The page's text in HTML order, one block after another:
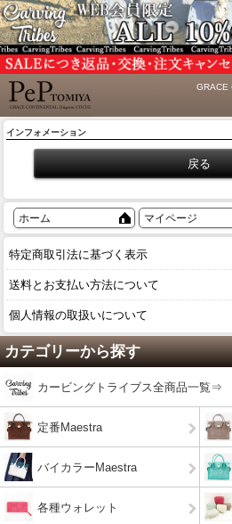
GRACE
インフォメーション
ホーム マイページ
特定商取引法に基づく表示
送料とお支払い方法について
個人情報の取扱いについて
カテゴリーから探す
カービングトライブス全商品一覧⇒
定番Maestra
バイカラーMaestra
各種ウォレット